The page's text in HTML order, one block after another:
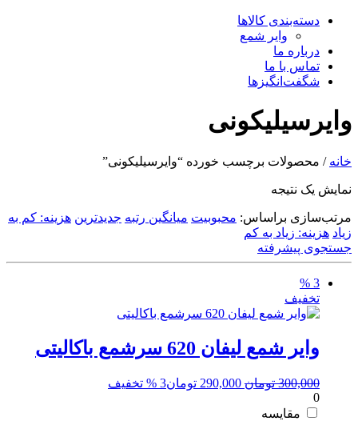
دسته‌بندی کالاها
وایر شمع
درباره ما
تماس با ما
شگفت‌انگیزها
وایرسیلیکونی
خانه / محصولات برچسب خورده “وایرسیلیکونی”
نمایش یک نتیجه
مرتب‌سازی براساس: محبوبیت میانگین رتبه جدیدترین هزینه: کم به
زیاد هزینه: زیاد به کم
جستجوی پیشرفته
3 %
تخفیف
وایر شمع لیفان 620 سرشمع باکالیتی
300,000 تومان قیمت
290,000 تومان3 % تخفیف
0
مقایسه